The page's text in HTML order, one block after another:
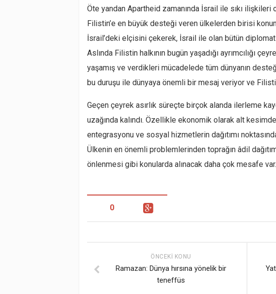
Öte yandan Apartheid zamanında İsrail ile sıkı
Filistin’e en büyük desteği veren ülkelerden birisi
İsrail’deki elçisini çekerek, İsrail ile olan bütün
Aslında Filistin halkının bugün yaşadığı ayrımcılığı
yaşamış ve verdikleri mücadelede tüm dünyanın
bu duruşu ile dünyaya önemli bir mesaj veriyor ve
Geçen çeyrek asırlık süreçte birçok alanda ilerleme
uzağında kalındı. Özellikle ekonomik olarak alt
entegrasyonu ve sosyal hizmetlerin dağıtımı
Ülkenin en önemli problemlerinden toprağın âdil
önlenmesi gibi konularda alınacak daha çok mesafe var.
0
ÖNCEKI KONU
Ramazan: Dünya hırsına yönelik bir
teneffüs